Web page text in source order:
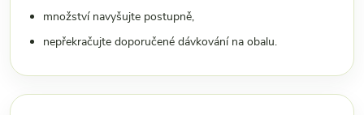
množství navyšujte postupně,
nepřekračujte doporučené dávkování na obalu.